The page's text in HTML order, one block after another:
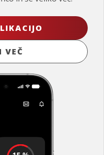
VEČ